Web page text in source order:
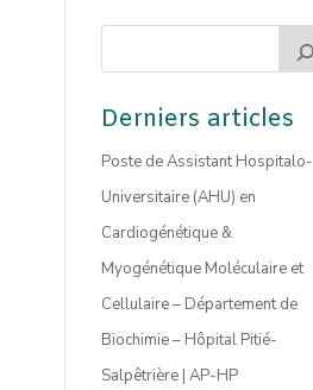
Derniers articles
Poste de Assistant Hospitalo-
Universitaire (AHU) en
Cardiogénétique &
Myogénétique Moléculaire et
Cellulaire – Département de
Biochimie – Hôpital Pitié-
Salpêtrière | AP-HP